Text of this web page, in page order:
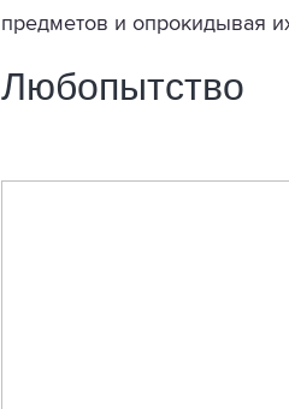
предметов и опрокидывая
Любопытство